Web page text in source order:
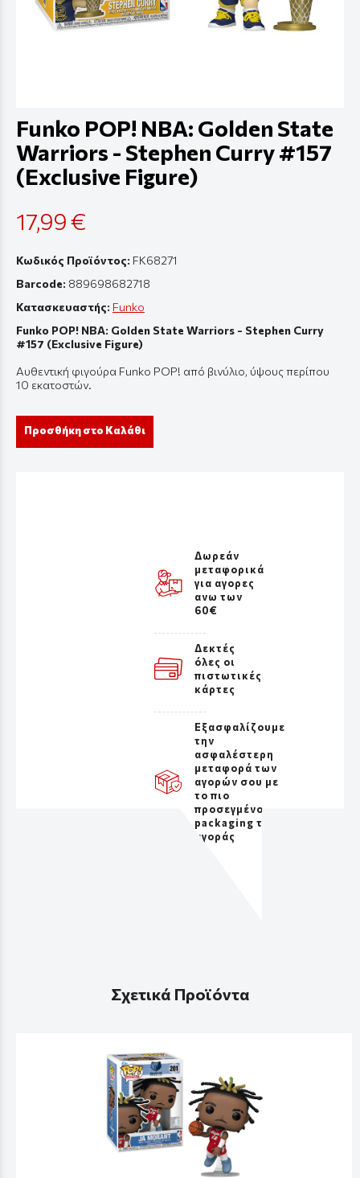
Funko POP! NBA: Golden State
Warriors - Stephen Curry #157
(Exclusive Figure)
17,99 €
Κωδικός Προϊόντος: FK68271
Barcode: 889698682718
Κατασκευαστής: Funko
Funko POP! NBA: Golden State Warriors - Stephen Curry
#157 (Exclusive Figure)
Αυθεντική φιγούρα Funko POP! από βινύλιο, ύψους περίπου
10 εκατοστών.
Προσθήκη στο Καλάθι
Δωρεάν
μεταφορικά
για αγορες
ανω των
60€
Δεκτές
όλες οι
πιστωτικές
κάρτες
Εξασφαλίζουμε
την
ασφαλέστερη
μεταφορά των
αγορών σου με
το πιο
προσεγμένο
packaging της
αγοράς
Σχετικά Προϊόντα